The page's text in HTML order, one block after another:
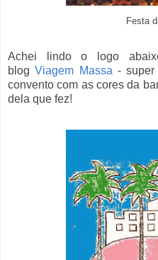
Festa
Achei lindo o logo
blogViagem Massa -
convento com as cores da
dela que fez!